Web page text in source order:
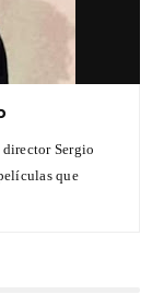
Sergio
que